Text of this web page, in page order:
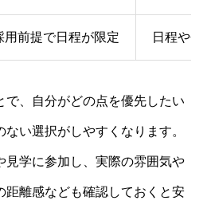
用前提で日程が限定 日程や
で、自分がどの点を優先したい
い選択がしやすくなります。
見学に参加し、実際の雰囲気や
距離感なども確認しておくと安